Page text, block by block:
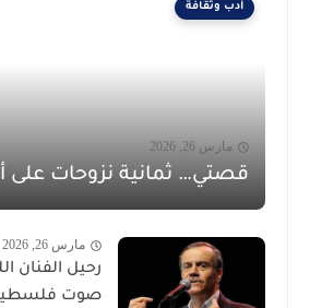
أدب وثقافة
مارس 26, 2026
قصتي… ثمانية نزوحات على
مارس 26, 2026
رحيل الفنان
صوت